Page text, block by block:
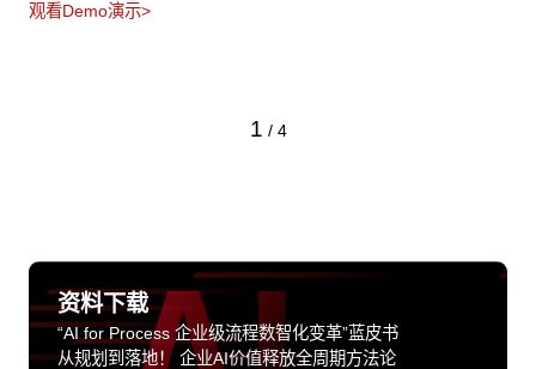
观看Demo演示>
1 / 4
资料下载
“AI for Process 企业级流程数智化变革”蓝皮书
从规划到落地！ 企业AI价值释放全周期方法论